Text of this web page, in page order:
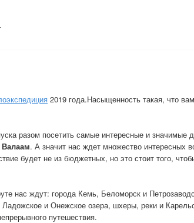
2019 года.Насыщенность такая, что
разом посетить самые интересные и значимые
. А значит нас ждет множество интересных
будет не из бюджетных, но это стоит того,
нас ждут: города Кемь, Беломорск и
и Онежское озера, шхеры, реки и
путешествия.